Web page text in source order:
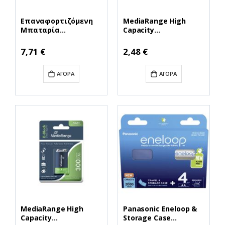
Επαναφορτιζόμενη
Μπαταρία
Accus AA 1.2V (HR6) (4
Pack) (MRBAT121)
7,71 €
ΑΓΟΡΆ
MediaRange High
Capacity
Accus Micro
AAA|HR03|1.2V Pack 2
(MRBAT122)
2,48 €
ΑΓΟΡΆ
MediaRange High
Capacity
Panasonic Eneloop &
Storage Case